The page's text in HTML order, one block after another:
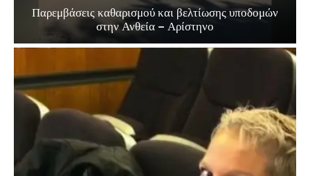
Παρεμβάσεις καθαρισμού και βελτίωσης υποδομών
στην Ανθεία – Αρίστηνο